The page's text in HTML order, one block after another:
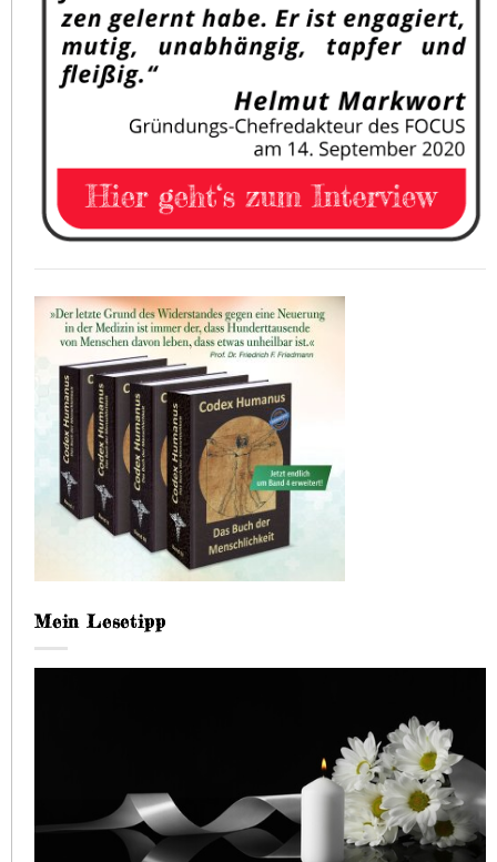
Mein Lesetipp